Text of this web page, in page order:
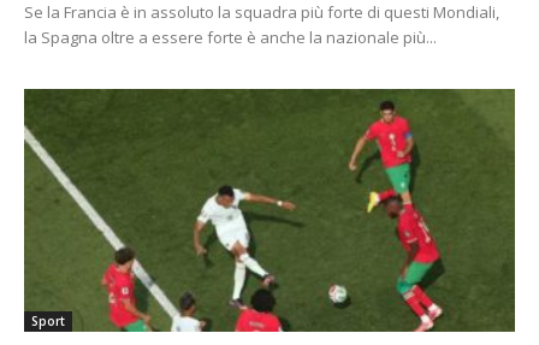
Se la Francia è in assoluto la squadra più forte di questi Mondiali,
la Spagna oltre a essere forte è anche la nazionale più...
Sport